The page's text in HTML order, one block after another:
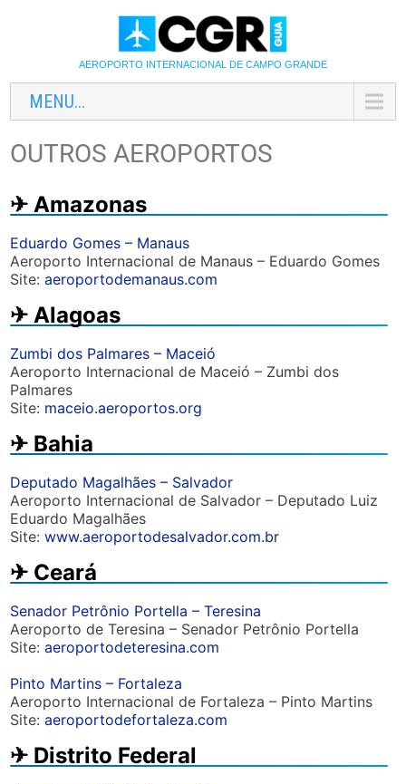
AEROPORTO INTERNACIONAL DE CAMPO GRANDE
MENU...
OUTROS AEROPORTOS
✈︎ Amazonas
Eduardo Gomes – Manaus
Aeroporto Internacional de Manaus – Eduardo Gomes
Site:aeroportodemanaus.com
✈︎ Alagoas
Zumbi dos Palmares – Maceió
Aeroporto Internacional de Maceió – Zumbi dos
Palmares
Site: maceio.aeroportos.org
✈︎ Bahia
Deputado Magalhães – Salvador
Aeroporto Internacional de Salvador – Deputado Luiz
Eduardo Magalhães
Site:www.aeroportodesalvador.com.br
✈︎ Ceará
Senador Petrônio Portella – Teresina
Aeroporto de Teresina – Senador Petrônio Portella
Site:aeroportodeteresina.com
Pinto Martins – Fortaleza
Aeroporto Internacional de Fortaleza – Pinto Martins
Site:aeroportodefortaleza.com
✈︎ Distrito Federal